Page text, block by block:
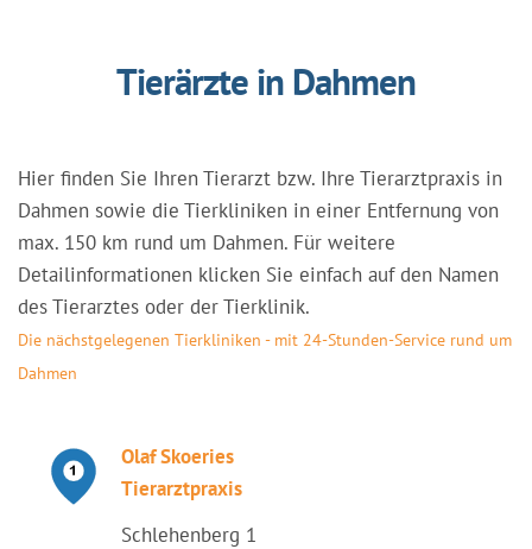
Tierärzte in Dahmen
Hier finden Sie Ihren Tierarzt bzw. Ihre Tierarztpraxis in
Dahmen sowie die Tierkliniken in einer Entfernung von
max. 150 km rund um Dahmen. Für weitere
Detailinformationen klicken Sie einfach auf den Namen
des Tierarztes oder der Tierklinik.
Die nächstgelegenen Tierkliniken - mit 24-Stunden-Service rund um
Dahmen
Olaf Skoeries
Tierarztpraxis
Schlehenberg 1